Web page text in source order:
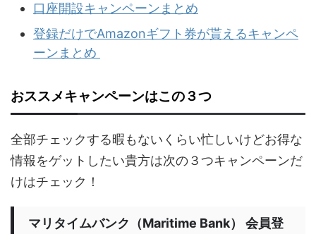
口座開設キャンペーンまとめ
登録だけでAmazonギフト券が貰えるキャンペ
ーンまとめ
おススメキャンペーンはこの３つ
全部チェックする暇もないくらい忙しいけどお得な
情報をゲットしたい貴方は次の３つキャンペーンだ
けはチェック！
マリタイムバンク（Maritime Bank） 会員登